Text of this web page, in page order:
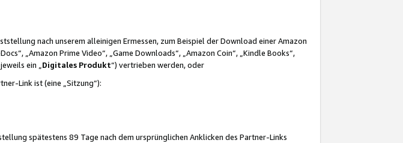
nach unserem alleinigen Ermessen, zum Beispiel der Download einer Amazon
„Amazon Prime Video“, „Game Downloads“, „Amazon Coin“, „Kindle Books“,
ein „ Digitales Produkt“) vertrieben werden, oder
Link ist (eine „Sitzung“):
spätestens 89 Tage nach dem ursprünglichen Anklicken des Partner-Links